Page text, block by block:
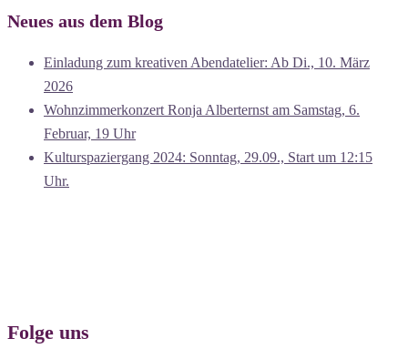
Neues aus dem Blog
Einladung zum kreativen Abendatelier: Ab Di., 10. März
2026
Wohnzimmerkonzert Ronja Alberternst am Samstag, 6.
Februar, 19 Uhr
Kulturspaziergang 2024: Sonntag, 29.09., Start um 12:15
Uhr.
Folge uns